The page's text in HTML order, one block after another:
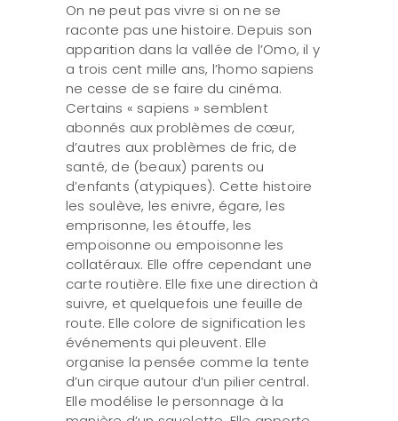
On ne peut pas vivre si on ne se
raconte pas une histoire. Depuis son
apparition dans la vallée de l’Omo, il y
a trois cent mille ans, l’homo sapiens
ne cesse de se faire du cinéma.
Certains « sapiens » semblent
abonnés aux problèmes de cœur,
d’autres aux problèmes de fric, de
santé, de (beaux) parents ou
d’enfants (atypiques). Cette histoire
les soulève, les enivre, égare, les
emprisonne, les étouffe, les
empoisonne ou empoisonne les
collatéraux. Elle offre cependant une
carte routière. Elle fixe une direction à
suivre, et quelquefois une feuille de
route. Elle colore de signification les
événements qui pleuvent. Elle
organise la pensée comme la tente
d’un cirque autour d’un pilier central.
Elle modélise le personnage à la